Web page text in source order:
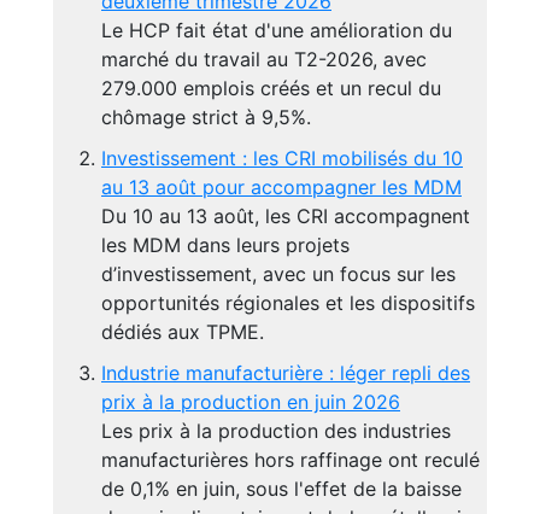
Le HCP fait état d'une amélioration du
marché du travail au T2-2026, avec
279.000 emplois créés et un recul du
chômage strict à 9,5%.
Investissement : les CRI mobilisés du 10
au 13 août pour accompagner les MDM
Du 10 au 13 août, les CRI accompagnent
les MDM dans leurs projets
d’investissement, avec un focus sur les
opportunités régionales et les dispositifs
dédiés aux TPME.
Industrie manufacturière : léger repli des
prix à la production en juin 2026
Les prix à la production des industries
manufacturières hors raffinage ont reculé
de 0,1% en juin, sous l'effet de la baisse